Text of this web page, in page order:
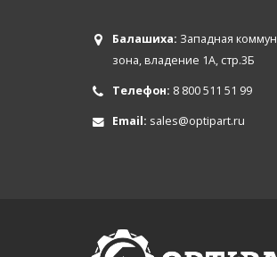
Балашиха: Западная
зона, владение 1А, стр.3Б
Телефон: 8 800 511 51 99
Email: sales@optipart.ru